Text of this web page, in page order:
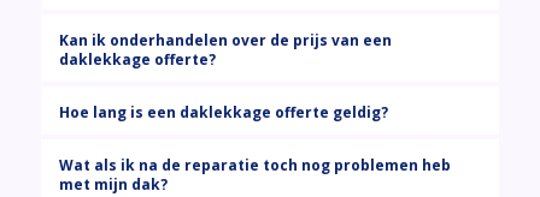
Kan ik onderhandelen over de prijs van een
daklekkage offerte?
Hoe lang is een daklekkage offerte geldig?
Wat als ik na de reparatie toch nog problemen heb
met mijn dak?